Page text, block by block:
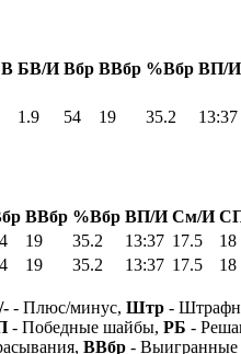
БВ/И Вбр ВВбр %Вбр ВП/И
1.9 54 19 35.2 13:37
ВВбр %Вбр ВП/И См/И
19 35.2 13:37 17.5 18
19 35.2 13:37 17.5 18
- Плюс/минус, Штр -
- Победные шайбы, РБ -
ВВбр - Выигранные